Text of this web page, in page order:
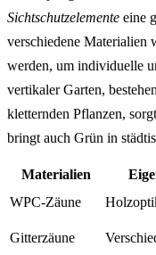
Sichtschutzelemente eine
verschiedene Materialien
werden, um individuelle
vertikaler Garten,
kletternden Pflanzen,
bringt auch Grün in
Materialien
WPC-Zäune
Gitterzäune